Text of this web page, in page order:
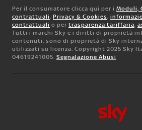
Per il consumatore clicca qui per i Moduli,
contrattuali, Privacy & Cookies,
contrattuali o per trasparenza tariffaria,
Tutti i marchi Sky e i diritti di proprietà
contenuti, sono di proprietà di Sky
utilizzati su licenza. Copyright 2025 Sky
04619241005. Segnalazione Abusi